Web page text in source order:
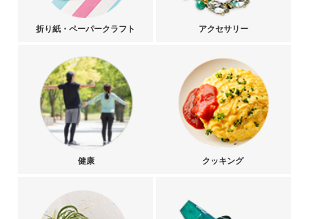
折り紙・ペーパークラフト アクセサリー
健康 クッキング